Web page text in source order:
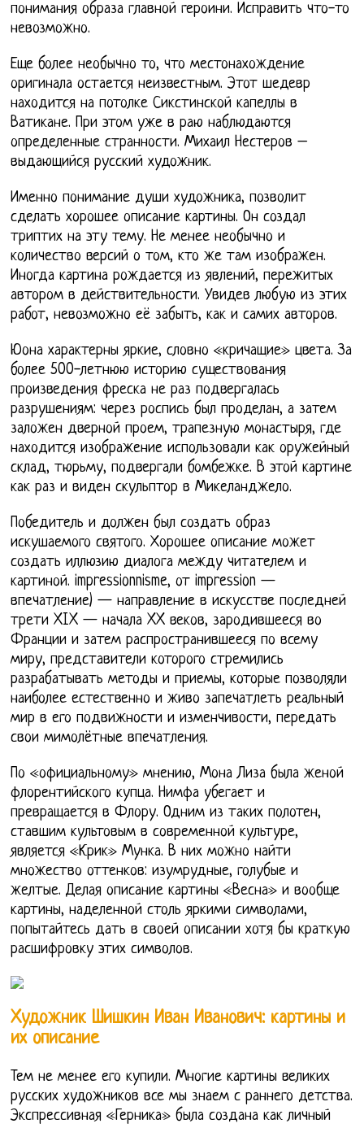
понимания образа главной героини. Исправить что-то
невозможно.
Еще более необычно то, что местонахождение
оригинала остается неизвестным. Этот шедевр
находится на потолке Сикстинской капеллы в
Ватикане. При этом уже в раю наблюдаются
определенные странности. Михаил Нестеров –
выдающийся русский художник.
Именно понимание души художника, позволит
сделать хорошее описание картины. Он создал
триптих на эту тему. Не менее необычно и
количество версий о том, кто же там изображен.
Иногда картина рождается из явлений, пережитых
автором в действительности. Увидев любую из этих
работ, невозможно её забыть, как и самих авторов.
Юона характерны яркие, словно «кричащие» цвета. За
более 500-летнюю историю существования
произведения фреска не раз подвергалась
разрушениям: через роспись был проделан, а затем
заложен дверной проем, трапезную монастыря, где
находится изображение использовали как оружейный
склад, тюрьму, подвергали бомбежке. В этой картине
как раз и виден скульптор в Микеланджело.
Победитель и должен был создать образ
искушаемого святого. Хорошее описание может
создать иллюзию диалога между читателем и
картиной. impressionnisme, от impression —
впечатление) — направление в искусстве последней
трети XIX — начала XX веков, зародившееся во
Франции и затем распространившееся по всему
миру, представители которого стремились
разрабатывать методы и приемы, которые позволяли
наиболее естественно и живо запечатлеть реальный
мир в его подвижности и изменчивости, передать
свои мимолётные впечатления.
По «официальному» мнению, Мона Лиза была женой
флорентийского купца. Нимфа убегает и
превращается в Флору. Одним из таких полотен,
ставшим культовым в современной культуре,
является «Крик» Мунка. В них можно найти
множество оттенков: изумрудные, голубые и
желтые. Делая описание картины «Весна» и вообще
картины, наделенной столь яркими символами,
попытайтесь дать в своей описании хотя бы краткую
расшифровку этих символов.
Художник Шишкин Иван Иванович: картины и
их описание
Тем не менее его купили. Многие картины великих
русских художников все мы знаем с раннего детства.
Экспрессивная «Герника» была создана как личный